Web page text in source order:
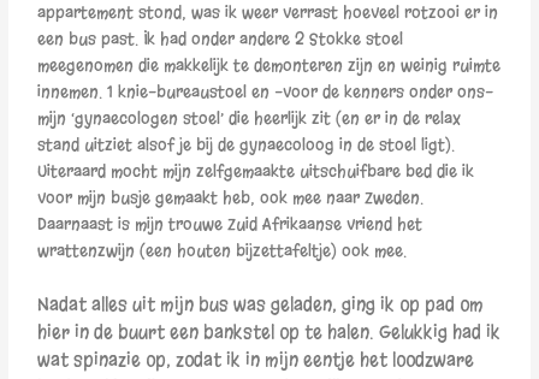
appartement stond, was ik weer verrast hoeveel rotzooi er in
een bus past. Ik had onder andere 2 Stokke stoel
meegenomen die makkelijk te demonteren zijn en weinig ruimte
innemen. 1 knie-bureaustoel en -voor de kenners onder ons-
mijn ‘gynaecologen stoel’ die heerlijk zit (en er in de relax
stand uitziet alsof je bij de gynaecoloog in de stoel ligt).
Uiteraard mocht mijn zelfgemaakte uitschuifbare bed die ik
voor mijn busje gemaakt heb, ook mee naar Zweden.
Daarnaast is mijn trouwe Zuid Afrikaanse vriend het
wrattenzwijn (een houten bijzettafeltje) ook mee.
Nadat alles uit mijn bus was geladen, ging ik op pad om
hier in de buurt een bankstel op te halen. Gelukkig had ik
wat spinazie op, zodat ik in mijn eentje het loodzware